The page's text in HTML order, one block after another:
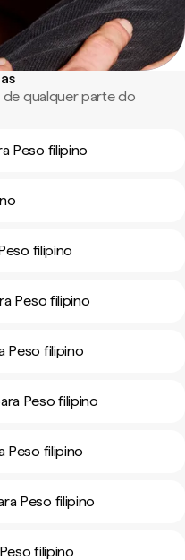
de qualquer parte do
Peso filipino
filipino
Peso filipino
Peso filipino
Peso filipino
Peso filipino
Peso filipino
filipino